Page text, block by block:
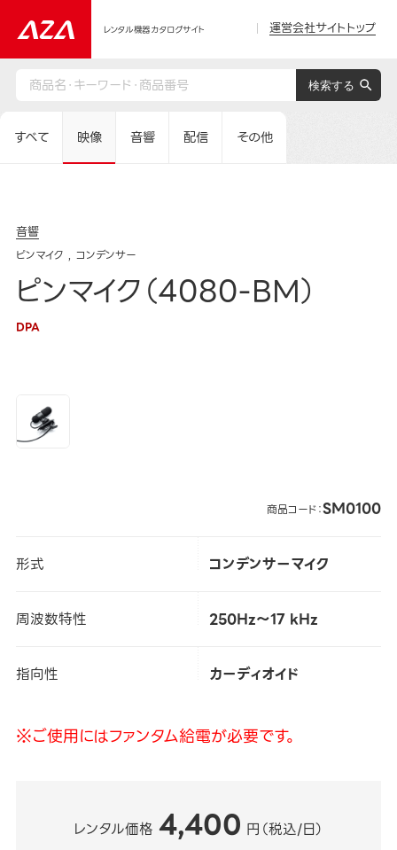
レンタル機器カタログサイト 運営会社サイトトップ
すべて 映像 音響 配信 その他
音響
ピンマイク コンデンサー
ピンマイク（4080-BM）
DPA
商品コード：SM0100
形式 コンデンサーマイク
周波数特性 250Hz～17 kHz
指向性 カーディオイド
※ご使用にはファンタム給電が必要です。
レンタル価格 4,400 円（税込/日）